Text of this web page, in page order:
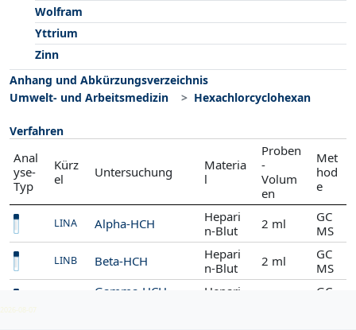
Wolfram
Yttrium
Zinn
Anhang und Abkürzungsverzeichnis
Umwelt- und Arbeitsmedizin
Hexachlorcyclohexan
Verfahren
Anal
yse-
Typ
Kürz
el
Untersuchung
Materia
l
Proben
-
Volum
en
Met
hod
e
LINA Alpha-HCH
Hepari
n-Blut
2 ml
GC
MS
LINB Beta-HCH
Hepari
n-Blut
2 ml
GC
MS
Gamma-HCH
Hepari
GC
2026-08-07